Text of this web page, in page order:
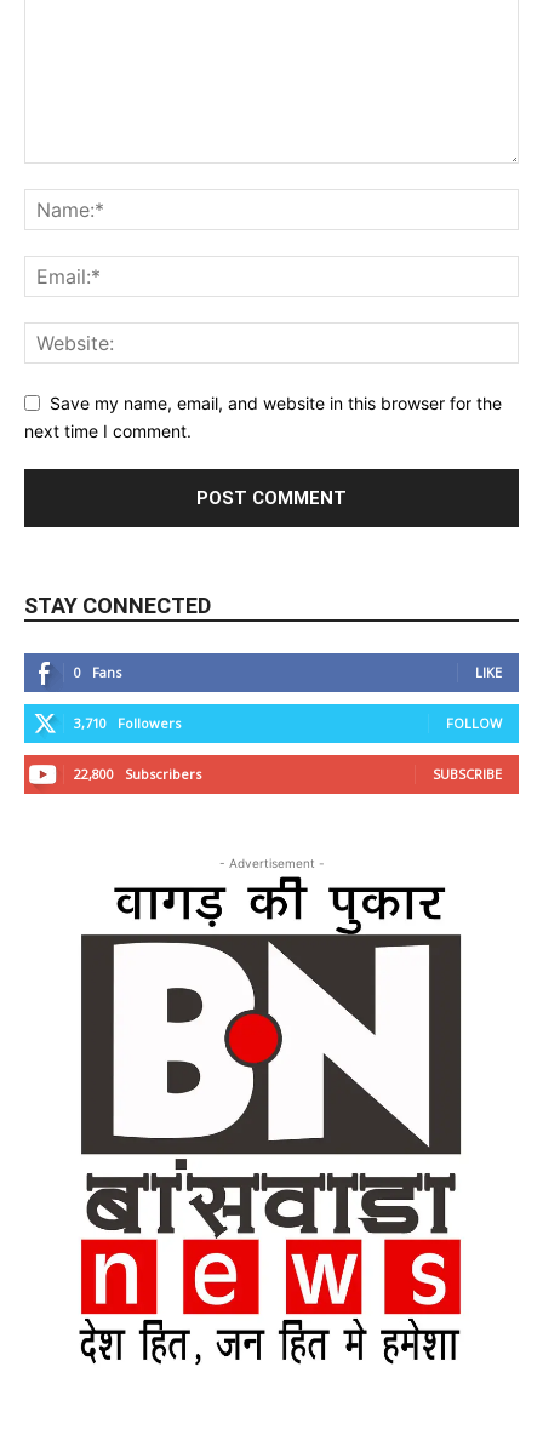
Save my name, email, and website in this browser for the
next time I comment.
STAY CONNECTED
0 Fans LIKE
3,710 Followers FOLLOW
22,800 Subscribers SUBSCRIBE
- Advertisement -